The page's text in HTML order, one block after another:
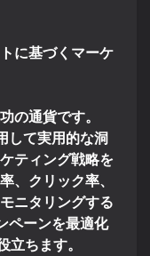
に基づくマーケ
の通貨です。
して実用的な洞
ティング戦略を
、クリック率、
ニタリングする
ペーンを最適化
ちます。